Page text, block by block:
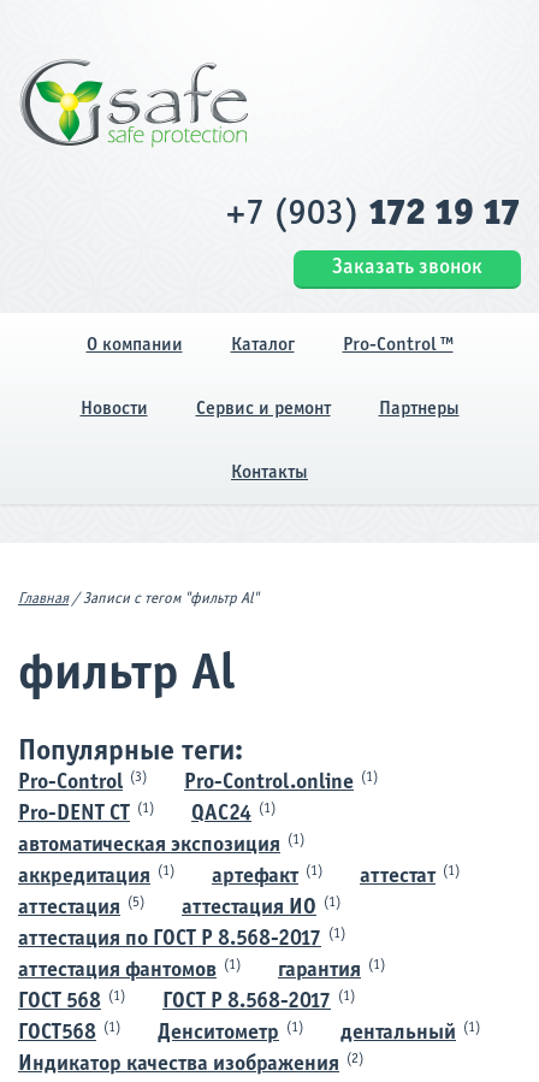
+7 (903) 172 19 17
Заказать звонок
О компании Каталог Pro-Control ™
Новости Сервис и ремонт Партнеры
Контакты
Главная/Записи с тегом "фильтр Al"
фильтр Al
Популярные теги:
Pro-Control (3) Pro-Control.online (1)
Pro-DENT CT (1) QAC24 (1)
автоматическая экспозиция (1)
аккредитация (1) артефакт (1) аттестат (1)
аттестация (5) аттестация ИО (1)
аттестация по ГОСТ Р 8.568-2017 (1)
аттестация фантомов (1) гарантия (1)
ГОСТ 568 (1) ГОСТ Р 8.568-2017 (1)
ГОСТ568 (1) Денситометр (1) дентальный (1)
Индикатор качества изображения (2)